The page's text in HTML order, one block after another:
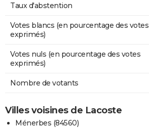
Taux d'abstention
Votes blancs (en pourcentage des votes
exprimés)
Votes nuls (en pourcentage des votes
exprimés)
Nombre de votants
Villes voisines de Lacoste
Ménerbes (84560)